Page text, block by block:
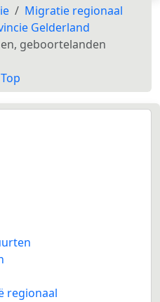
Migratie regionaal
Gelderland
geboortelanden
Top
regionaal